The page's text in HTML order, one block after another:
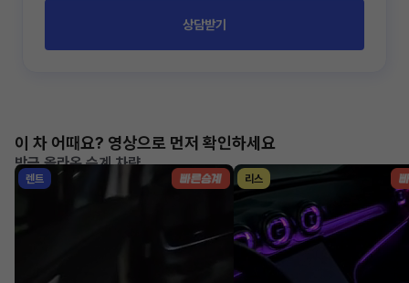
상담받기
이 차 어때요? 영상으로 먼저 확인하세요
방금 올라온 승계 차량
렌트 리스